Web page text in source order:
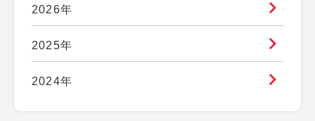
2026年
2025年
2024年